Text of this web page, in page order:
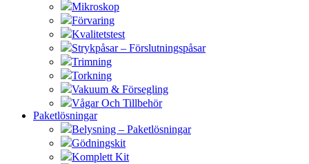
Mikroskop
Förvaring
Kvalitetstest
Strykpåsar – Förslutningspåsar
Trimning
Torkning
Vakuum & Försegling
Vågar Och Tillbehör
Paketlösningar
Belysning – Paketlösningar
Gödningskit
Komplett Kit